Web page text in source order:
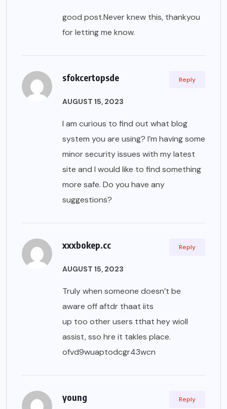
good post.Never knew this, thankyou
for letting me know.
sfokcertopsde
AUGUST 15, 2023
I am curious to find out what blog
system you are using? I’m having some
minor security issues with my latest
site and I would like to find something
more safe. Do you have any
suggestions?
Reply
xxxbokep.cc
AUGUST 15, 2023
Truly when someone doesn’t be
aware off aftdr thaat iits
up too other users tthat hey wioll
assist, sso hre it takles place.
ofvd9wuaptodcgr43wcn
Reply
young Reply